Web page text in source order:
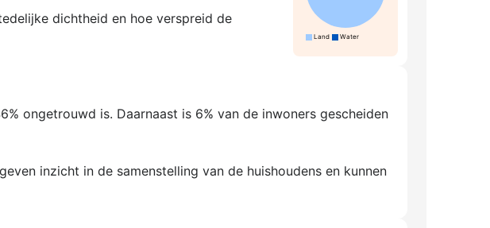
dichtheid en hoe verspreid de
Land Water
ongetrouwd is. Daarnaast is 6% van de inwoners gescheiden
inzicht in de samenstelling van de huishoudens en kunnen